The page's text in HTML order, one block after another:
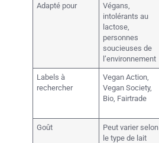
Adapté pour
Végans,
intolérants au
lactose,
personnes
soucieuses de
l’environnement
Labels à
rechercher
Vegan Action,
Vegan Society,
Bio, Fairtrade
Goût
Peut varier selon
le type de lait